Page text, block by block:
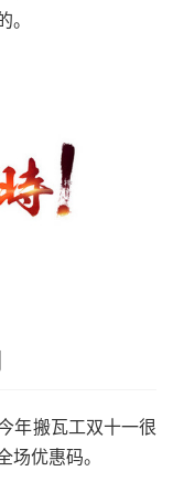
年搬瓦工双十一很
优惠码。